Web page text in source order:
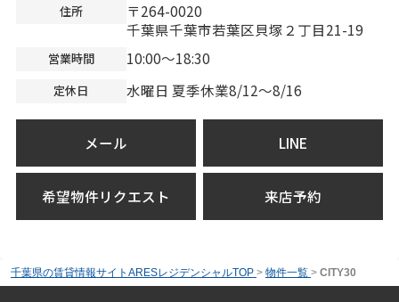
住所
〒264-0020
千葉県千葉市若葉区貝塚２丁目21-19
営業時間 10:00～18:30
定休日 水曜日 夏季休業8/12～8/16
メール LINE
希望物件リクエスト 来店予約
千葉県の賃貸情報サイトARESレジデンシャルTOP > 物件一覧 > CITY30